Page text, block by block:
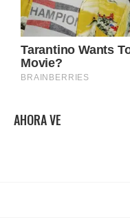
AHORA VE